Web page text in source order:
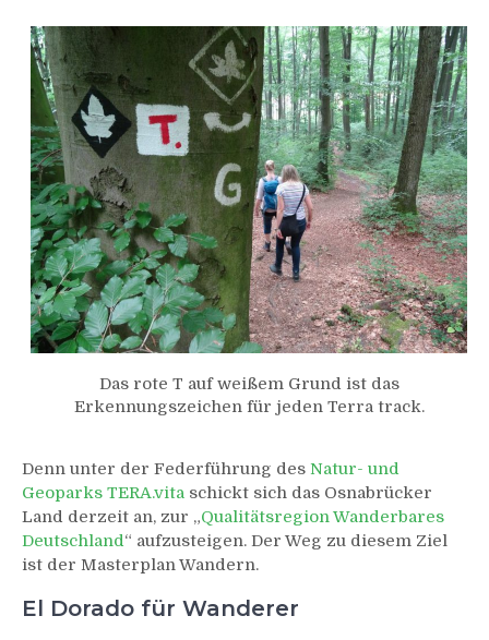
Das rote T auf weißem Grund ist das
Erkennungszeichen für jeden Terra track.
Denn unter der Federführung des Natur- und
Geoparks TERA.vita schickt sich das Osnabrücker
Land derzeit an, zur „Qualitätsregion Wanderbares
Deutschland“ aufzusteigen. Der Weg zu diesem Ziel
ist der Masterplan Wandern.
El Dorado für Wanderer